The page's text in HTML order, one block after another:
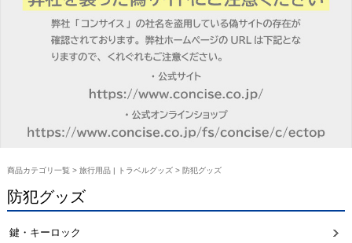
商品カテゴリ一覧 > 旅行用品 | トラベルグッズ> 防犯グッズ
防犯グッズ
鍵・キーロック